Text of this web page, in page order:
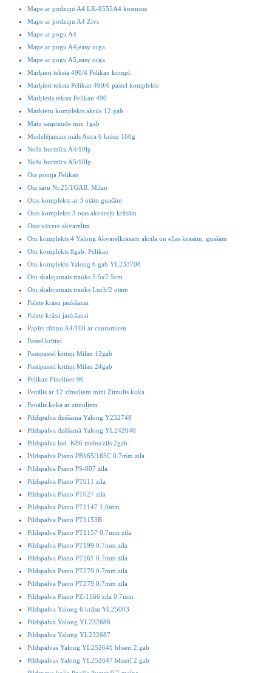
Mape ar podziņu A4 LK-8555A4 kosmoss
Mape ar podziņu A4 Zivs
Mape ar pogu A4
Mape ar pogu A4,easy orga
Mape ar pogu A5,easy orga
Marķieri teksta 490/4 Pelikan kompl.
Marķieri teksta Pelikan 490/6 pastel komplekts
Marķieris teksta Pelikan 490
Marķieru komplekts akrila 12 gab
Matu saspraude mix 1gab
Modelējamais māls Astra 6 krāsu 160g
Nošu burtnīca A4/10lp
Nošu burtnīca A5/10lp
Ota ponija Pelikan
Ota saru Nr.25/1GAB. Milan
Otas komplekts ar 3 otām guašām
Otas komplekts 3 otas akvareļu krāsām
Otas vāvere akvarelim
Otu komplekts 4 Yalong Akvareļkrāsām akrila un eļļas krāsām, guašām
Otu komplekts 8gab. Pelikan
Otu komplekts Yalong 6 gab YL233708
Otu skalojamais trauks 5.5x7.5cm
Otu skalojamais trauks Luch/2 otām
Palete krāsu jaukšanai
Palete krāsu jaukšanai
Papīrs rūtiņu A4/100 ar caurumiem
Pasteļ krītiņi
Pastipastel krītiņi Milan 12gab
Pastipastel krītiņi Milan 24gab
Pelikan Fineliner 96
Penālis ar 12 zīmuļiem mini Zīmulis koka
Penālis koka ar zīmuļiem
Pildspalva dzēšamā Yalong Y232748
Pildspalva dzēšamā Yalong YL242640
Pildspalva lod. K86 melns/zils 2gab.
Pildspalva Piano PB165/165C 0.7mm zila
Pildspalva Piano PS-007 zila
Pildspalva Piano PT011 zila
Pildspalva Piano PT027 zila
Pildspalva Piano PT1147 1,0mm
Pildspalva Piano PT1153B
Pildspalva Piano PT1157 0.7mm zila
Pildspalva Piano PT199 0.7mm zila
Pildspalva Piano PT261 0.7mm zila
Pildspalva Piano PT279 0.7mm zila
Pildspalva Piano PT279 0.7mm zila
Pildspalva Piano PZ-1166 zila 0.7mm
Pildspalva Yalong 6 krāsu YL25003
Pildspalva Yalong YL232686
Pildspalva Yalong YL232687
Pildspalvas Yalong YL252641 bliserī 2 gab
Pildspalvas Yalong YL252647 bliserī 2 gab